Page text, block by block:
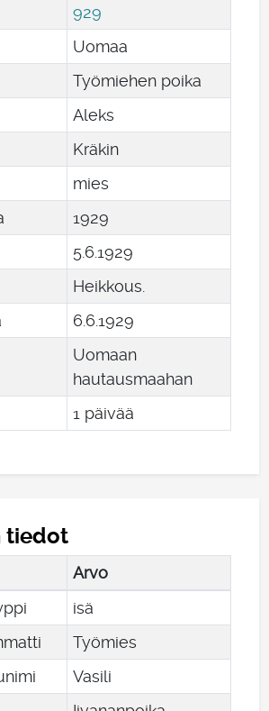
929
Uomaa
Työmiehen poika
Aleks
Kräkin
mies
1929
5.61929
Heikkous.
6 61929
Uomaan
hautausmaahan
1 päivää
tiedot
Arvo
isä
Työmies
Vasili